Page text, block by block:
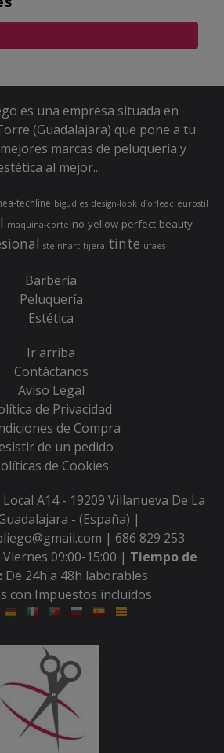
es una empresa situada en
(Guadalajara) que pone a tu
marcas de peluquería y
al mejor...
techline bigudies design-look d’orleac eurostil
maquina-corte no-yellow perfect-beauty
steinhart tijera tinte ufaes
Barbería
Peluquería
Estética
Ir arriba
Contáctanos
Aviso Legal
de Privacidad
de Compra
de un pedido
de Cookies
A14 - 19209 Villanueva De La
- (España) |
| 686 829 253
09:00-15:00 | Tiempo de
De 24h a 48h laborables
con Impuestos incluidos